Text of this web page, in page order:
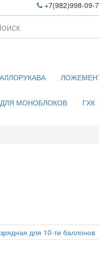
+7(982)998-09-
МОНОБЛОКОВ ГХК